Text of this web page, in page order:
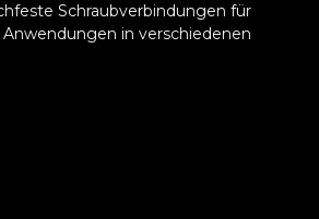
Schraubverbindungen für
in verschiedenen